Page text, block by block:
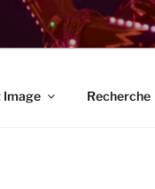
Image Recherche